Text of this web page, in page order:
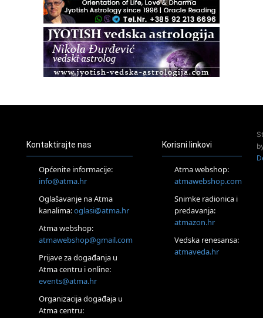
Zagreb+Online
Osnovni ThetaHealing® tečaj, Zagreb i Online
Access BARS®, otpusti stres
Pjesma srca / Zagreb
Tečaj Višeg Vodstva, razvijanja intuicije i Akaša zapisa
Online
Postanite Nositelj Vibracije Nove Zemlje
Visoko
Alemka Dauskardt – Jednodnevna radionica sistemskih
konstelacija
Zagreb
HOD PO ŽERAVICI – Seminar koji mijenja tijelo, duh i um
SoulFest – Festival glazbe, mudrosti i zajedništva
Kontaktirajte nas
Općenite informacije:
info@atma.hr
Oglašavanje na Atma
kanalima:oglasi@atma.hr
Atma webshop:
atmawebshop@gmail.com
Prijave za događanja u
Atma centru i online:
events@atma.hr
Organizacija događaja u
Atma centru:
Korisni linkovi
Atma webshop:
atmawebshop.com
Snimke radionica i
predavanja:
atmazon.hr
Vedska renesansa:
atmaveda.hr